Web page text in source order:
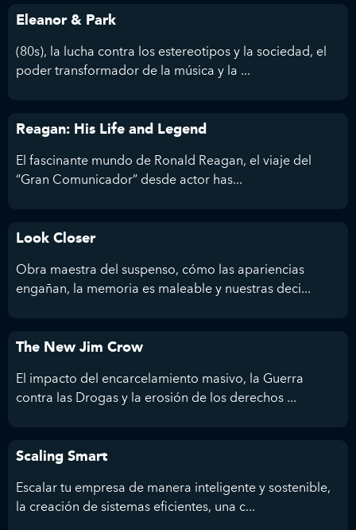
Eleanor & Park
(80s), la lucha contra los estereotipos y la sociedad, el
poder transformador de la música y la ...
Reagan: His Life and Legend
El fascinante mundo de Ronald Reagan, el viaje del
“Gran Comunicador” desde actor has...
Look Closer
Obra maestra del suspenso, cómo las apariencias
engañan, la memoria es maleable y nuestras deci...
The New Jim Crow
El impacto del encarcelamiento masivo, la Guerra
contra las Drogas y la erosión de los derechos ...
Scaling Smart
Escalar tu empresa de manera inteligente y sostenible,
la creación de sistemas eficientes, una c...